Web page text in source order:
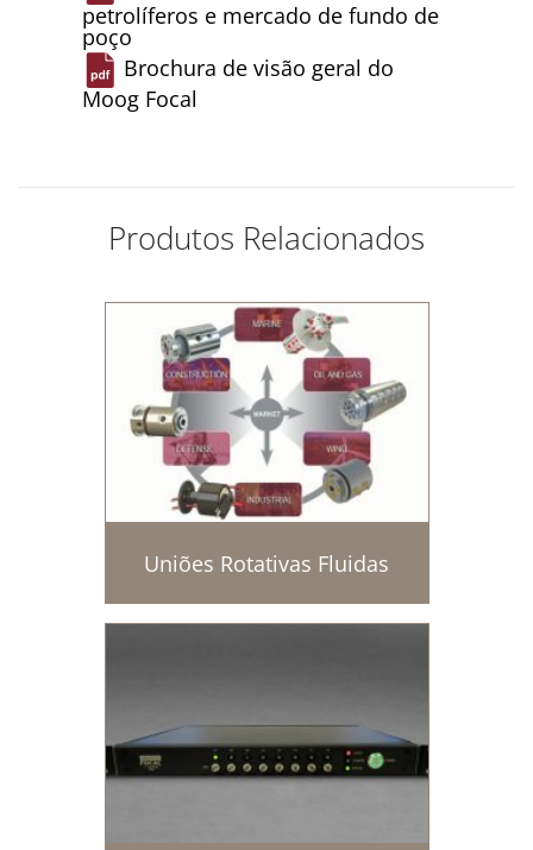
petrolíferos e mercado de fundo de
poço
Brochura de visão geral do
Moog Focal
Produtos Relacionados
Uniões Rotativas Fluidas